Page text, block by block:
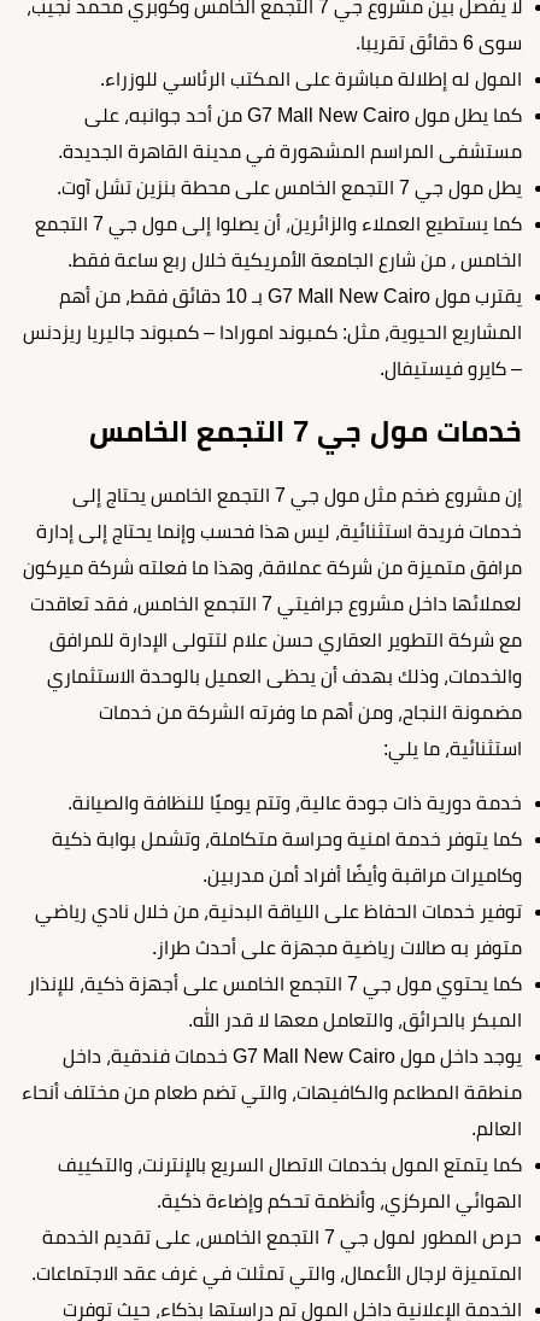
لا يفصل بين مشروع جي 7 التجمع الخامس وكوبري محمد نجيب،
سوى 6 دقائق تقريبا.
المول له إطلالة مباشرة على المكتب الرئاسي للوزراء.
كما يطل مول G7 Mall New Cairo من أحد جوانبه، على
مستشفى المراسم المشهورة في مدينة القاهرة الجديدة.
يطل مول جي 7 التجمع الخامس على محطة بنزين تشل آوت.
كما يستطيع العملاء والزائرين، أن يصلوا إلى مول جي 7 التجمع
الخامس ، من شارع الجامعة الأمريكية خلال ربع ساعة فقط.
يقترب مول G7 Mall New Cairo بـ 10 دقائق فقط، من أهم
المشاريع الحيوية، مثل: كمبوند امورادا – كمبوند جاليريا ريزدنس
– كايرو فيستيفال.
خدمات مول جي 7 التجمع الخامس
إن مشروع ضخم مثل مول جي 7 التجمع الخامس يحتاج إلى
خدمات فريدة استثنائية، ليس هذا فحسب وإنما يحتاج إلى إدارة
مرافق متميزة من شركة عملاقة، وهذا ما فعلته شركة ميركون
لعملائها داخل مشروع جرافيتي 7 التجمع الخامس، فقد تعاقدت
مع شركة التطوير العقاري حسن علام لتتولى الإدارة للمرافق
والخدمات، وذلك بهدف أن يحظى العميل بالوحدة الاستثماري
مضمونة النجاح، ومن أهم ما وفرته الشركة من خدمات
استثنائية، ما يلي:
خدمة دورية ذات جودة عالية، وتتم يوميًا للنظافة والصيانة.
كما يتوفر خدمة امنية وحراسة متكاملة، وتشمل بوابة ذكية
وكاميرات مراقبة وأيضًا أفراد أمن مدربين.
توفير خدمات الحفاظ على اللياقة البدنية، من خلال نادي رياضي
متوفر به صالات رياضية مجهزة على أحدث طراز.
كما يحتوي مول جي 7 التجمع الخامس على أجهزة ذكية، للإنذار
المبكر بالحرائق، والتعامل معها لا قدر الله.
يوجد داخل مول G7 Mall New Cairo خدمات فندقية، داخل
منطقة المطاعم والكافيهات، والتي تضم طعام من مختلف أنحاء
العالم.
كما يتمتع المول بخدمات الاتصال السريع بالإنترنت، والتكييف
الهوائي المركزي، وأنظمة تحكم وإضاءة ذكية.
حرص المطور لمول جي 7 التجمع الخامس، على تقديم الخدمة
المتميزة لرجال الأعمال، والتي تمثلت في غرف عقد الاجتماعات.
الخدمة الإعلانية داخل المول تم دراستها بذكاء، حيث توفرت